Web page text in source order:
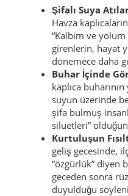
Şifalı Suya
Havza
“Kalbim ve
girenlerin, hayat
dönemece daha
Buhar İçinde
kaplıca
suyun üzerinde
şifa bulmuş
siluetleri”
Kurtuluşun
geliş gecesinde,
“özgürlük” diyen
geceden sonra
duyulduğu